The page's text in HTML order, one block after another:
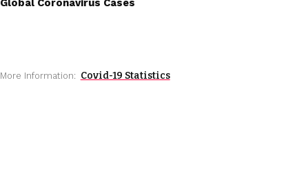
Global Coronavirus Cases
More Information: Covid-19 Statistics